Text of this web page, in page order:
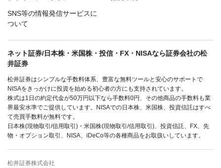
SNS等の情報発信サービスに
ついて
ネット証券/日本株・米国株・投信・FX・NISAなら証券会社の松
井証券
松井証券はシンプルな手数料体系、豊富な無料ツールと安心のサポートで
NISAをきっかけに投資を始める初心者の方にも支持されています。
株式は1日の約定代金が50万円以下なら手数料0円、その他商品の手数料も業
界最安水準でご提供しています。NISAでの日本株、米国株、投資信託はすべ
て売買手数料が無料です。
日本株(現物取引/信用取引)・米国株(現物取引/信用取引)、投資信託、FX、先
物・オプション取引、NISA、iDeCo等の各種商品をお取扱いしています。
松井証券株式会社